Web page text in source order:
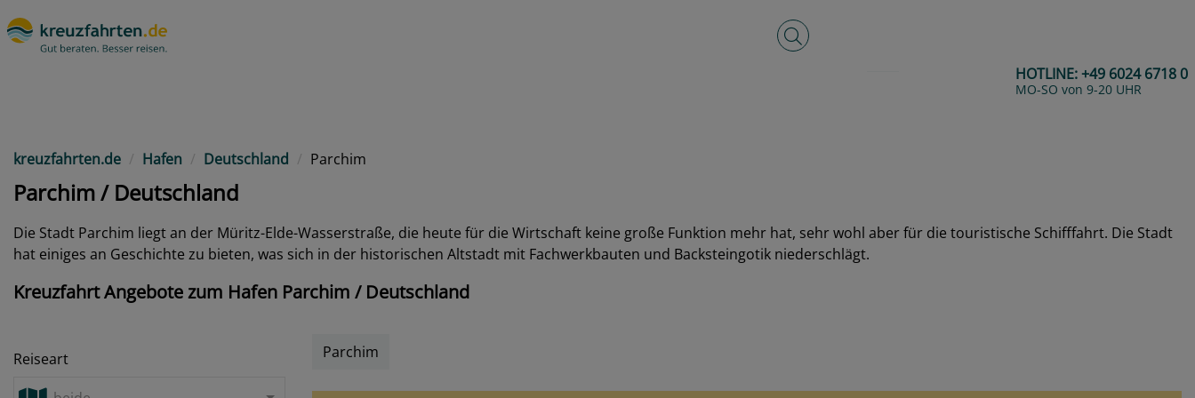
Volltextsuche
HOTLINE:+49 6024 6718 0
MO-SO von 9-20 UHR
kreuzfahrten.de Hafen Deutschland Parchim
Parchim / Deutschland
Die Stadt Parchim liegt an der Müritz-Elde-Wasserstraße, die heute für die Wirtschaft keine große Funktion mehr hat, sehr wohl aber für die touristische Schifffahrt. Die Stadt
hat einiges an Geschichte zu bieten, was sich in der historischen Altstadt mit Fachwerkbauten und Backsteingotik niederschlägt.
Kreuzfahrt Angebote zum Hafen Parchim / Deutschland
Reiseart
Parchim